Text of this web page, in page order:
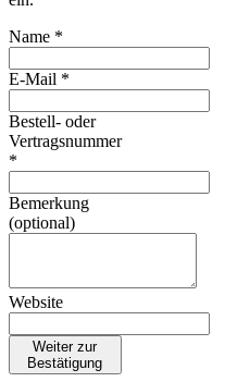
Name *
E-Mail *
Bestell- oder
Vertragsnummer
*
Bemerkung
(optional)
Website
Weiter zur
Bestätigung